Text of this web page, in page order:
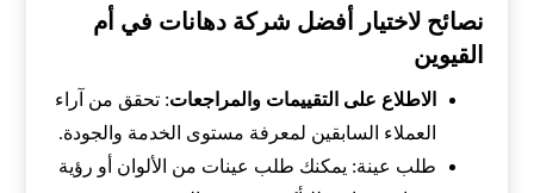
نصائح لاختيار أفضل شركة دهانات في أم
القيوين
الاطلاع على التقييمات والمراجعات: تحقق من آراء
العملاء السابقين لمعرفة مستوى الخدمة والجودة.
طلب عينة: يمكنك طلب عينات من الألوان أو رؤية